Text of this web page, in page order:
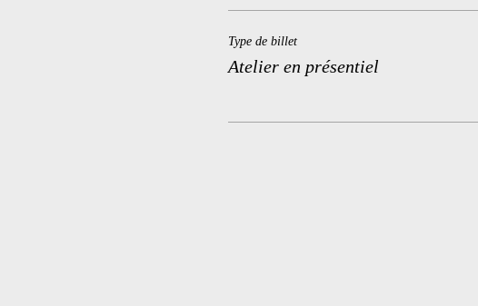
Type de billet
Atelier en présentiel